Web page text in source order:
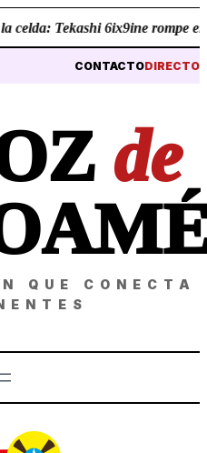
Tekashi 6ix9ine rompe el
CONTACTODIRECTO
de
QUE CONECTA